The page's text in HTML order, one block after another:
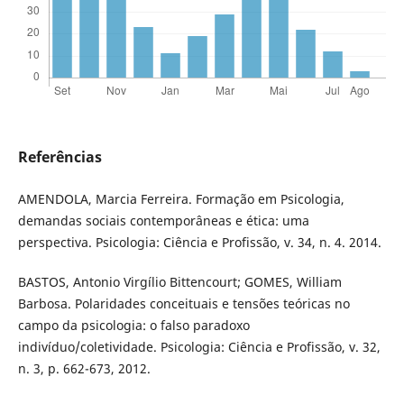
Referências
AMENDOLA, Marcia Ferreira. Formação em Psicologia,
demandas sociais contemporâneas e ética: uma
perspectiva. Psicologia: Ciência e Profissão, v. 34, n. 4. 2014.
BASTOS, Antonio Virgílio Bittencourt; GOMES, William
Barbosa. Polaridades conceituais e tensões teóricas no
campo da psicologia: o falso paradoxo
indivíduo/coletividade. Psicologia: Ciência e Profissão, v. 32,
n. 3, p. 662-673, 2012.